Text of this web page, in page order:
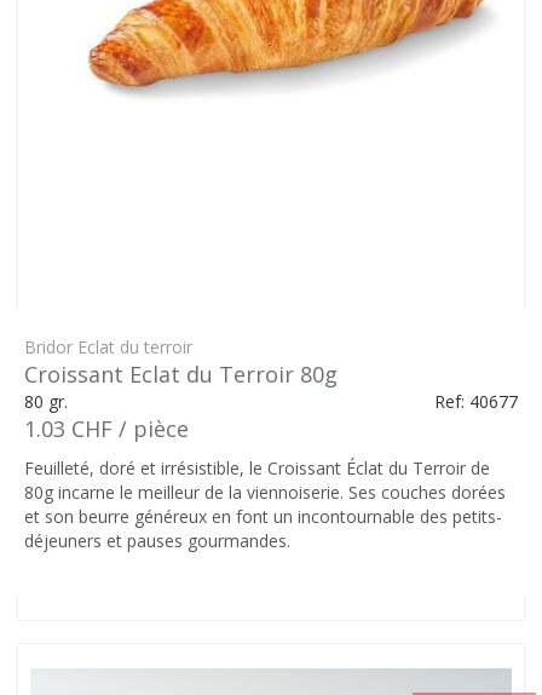
Bridor Eclat du terroir
Croissant Eclat du Terroir 80g
80 gr. Ref: 40677
1.03 CHF / pièce
Feuilleté, doré et irrésistible, le Croissant Éclat du Terroir de
80g incarne le meilleur de la viennoiserie. Ses couches dorées
et son beurre généreux en font un incontournable des petits-
déjeuners et pauses gourmandes.